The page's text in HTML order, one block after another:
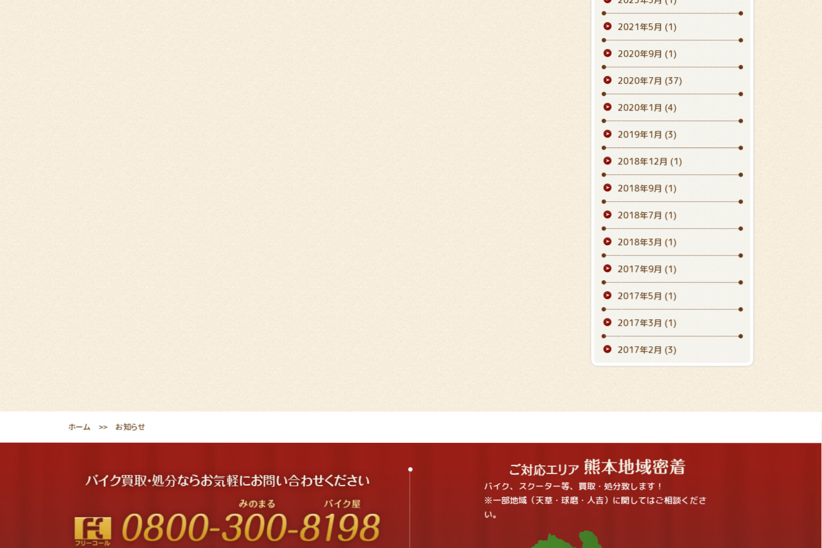
2021年5月 (1)
2020年9月 (1)
2020年7月 (37)
2020年1月 (4)
2019年1月 (3)
2018年12月 (1)
2018年9月 (1)
2018年7月 (1)
2018年3月 (1)
2017年9月 (1)
2017年5月 (1)
2017年3月 (1)
2017年2月 (3)
ホーム お知らせ
バイク、スクーター等、買取・処分致します！
※一部地域（天草・球磨・人吉）に関してはご相談くださ
い。